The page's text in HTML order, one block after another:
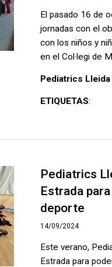
El pasado 16 de
jornadas con el
con los niños y
en el Col·legi de
Pediatrics Lleida
ETIQUETAS:
Pediatrics
Estrada
deporte
14/09/2024
Este verano,
Estrada para